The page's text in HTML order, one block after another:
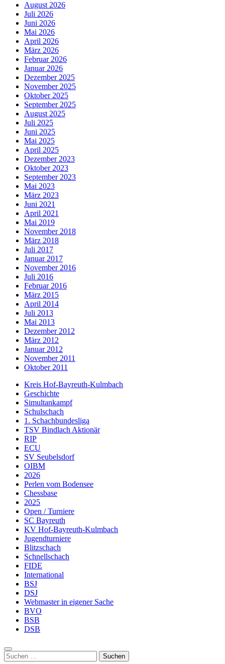
August 2026
Juli 2026
Juni 2026
Mai 2026
April 2026
März 2026
Februar 2026
Januar 2026
Dezember 2025
November 2025
Oktober 2025
September 2025
August 2025
Juli 2025
Juni 2025
Mai 2025
April 2025
Dezember 2023
Oktober 2023
September 2023
Mai 2023
März 2023
Juni 2021
April 2021
Mai 2019
November 2018
März 2018
Juli 2017
Januar 2017
November 2016
Juli 2016
Februar 2016
März 2015
April 2014
Juli 2013
Mai 2013
Dezember 2012
März 2012
Januar 2012
November 2011
Oktober 2011
Kreis Hof-Bayreuth-Kulmbach
Geschichte
Simultankampf
Schulschach
1. Schachbundesliga
TSV Bindlach Aktionär
RIP
ECU
SV Seubelsdorf
OIBM
2026
Perlen vom Bodensee
Chessbase
2025
Open / Turniere
SC Bayreuth
KV Hof-Bayreuth-Kulmbach
Jugendturniere
Blitzschach
Schnellschach
FIDE
International
BSJ
DSJ
Webmaster in eigener Sache
BVO
BSB
DSB
Suchen